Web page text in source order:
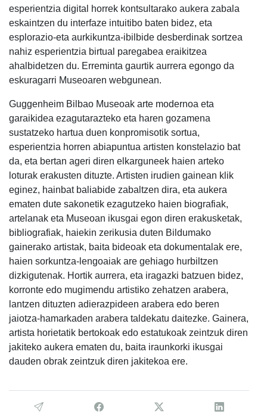
esperientzia digital horrek kontsultarako aukera zabala
eskaintzen du interfaze intuitibo baten bidez, eta
esplorazio-eta aurkikuntza-ibilbide desberdinak sortzea
nahiz esperientzia birtual paregabea eraikitzea
ahalbidetzen du. Erreminta gaurtik aurrera egongo da
eskuragarri Museoaren webgunean.
Guggenheim Bilbao Museoak arte modernoa eta
garaikidea ezagutarazteko eta haren gozamena
sustatzeko hartua duen konpromisotik sortua,
esperientzia horren abiapuntua artisten konstelazio bat
da, eta bertan ageri diren elkarguneek haien arteko
loturak erakusten dituzte. Artisten irudien gainean klik
eginez, hainbat baliabide zabaltzen dira, eta aukera
ematen dute sakonetik ezagutzeko haien biografiak,
artelanak eta Museoan ikusgai egon diren erakusketak,
bibliografiak, haiekin zerikusia duten Bildumako
gainerako artistak, baita bideoak eta dokumentalak ere,
haien sorkuntza-lengoaiak are gehiago hurbiltzen
dizkigutenak. Hortik aurrera, eta iragazki batzuen bidez,
korronte edo mugimendu artistiko zehatzen arabera,
lantzen dituzten adierazpideen arabera edo beren
jaiotza-hamarkaden arabera taldekatu daitezke. Gainera,
artista horietatik bertokoak edo estatukoak zeintzuk diren
jakiteko aukera ematen du, baita iraunkorki ikusgai
dauden obrak zeintzuk diren jakitekoa ere.